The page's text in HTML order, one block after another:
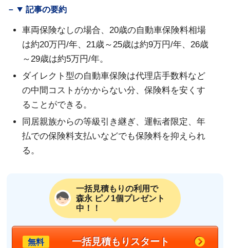
記事の要約
車両保険なしの場合、20歳の自動車保険料相場
は約20万円/年、21歳～25歳は約9万円/年、26歳
～29歳は約5万円/年。
ダイレクト型の自動車保険は代理店手数料など
の中間コストがかからない分、保険料を安くす
ることができる。
同居親族からの等級引き継ぎ、運転者限定、年
払での保険料支払いなどでも保険料を抑えられ
る。
一括見積もりの利用で
森永 ピノ1個プレゼント
中！！
無料 一括見積もりスタート